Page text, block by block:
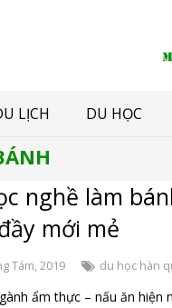
LỊCH DU HỌC
nghề làm
mới mẻ
Tám, 2019 du học hàn
ẩm thực – nấu ăn